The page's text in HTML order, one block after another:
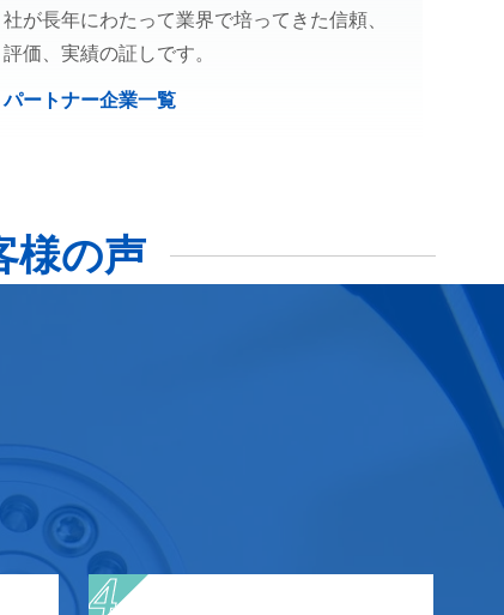
社が長年にわたって業界で培ってきた信頼、
評価、実績の証しです。
パートナー企業一覧
様の声